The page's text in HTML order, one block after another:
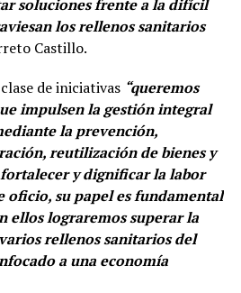
soluciones frente a la difícil
los rellenos sanitarios
Castillo.
de iniciativas “queremos
impulsen la gestión integral
la prevención,
reutilización de bienes y
y dignificar la labor
oficio, su papel es fundamental
ellos lograremos superar la
rellenos sanitarios del
a una economía